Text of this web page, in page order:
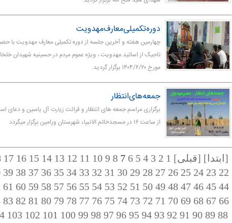
دوره‌تکمیلی‌معارف‌مهدویت
چهارمین هفته و آخرین جلسه از دوره تکمیلی معارف مهدویت با
تاجیک از اساتید مهدویت ، ویژه عموم مردم در حسینیه شهیدان
مورخ ۱۴۰۴/۶/۲۰ برگزار گردید.
جمعه‌های‌انتظار
برگزاری مراسم جمعه های انتظار و قرائت زیارت آل یاسین و دعای
از ساعت ۱۶ در مسجدخاتم الانبیاء شهرستان ورامین برگزار میگردد
[ابتدا] [قبلی] 1
2
3
4
5
6
8
9
10
11
12
13
14
15
16
17
22
23
24
25
26
27
28
29
30
31
32
33
34
35
36
37
38
39
44
45
46
47
48
49
50
51
52
53
54
55
56
57
58
59
60
61
66
67
68
69
70
71
72
73
74
75
76
77
78
79
80
81
82
83
88
89
90
91
92
93
94
95
96
97
98
99
100
101
102
103